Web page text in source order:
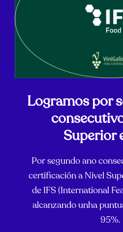
Logramos por
Superior
Por segundo ano
certificación a Nivel
de IFS (International
alcanzando unha
95%.